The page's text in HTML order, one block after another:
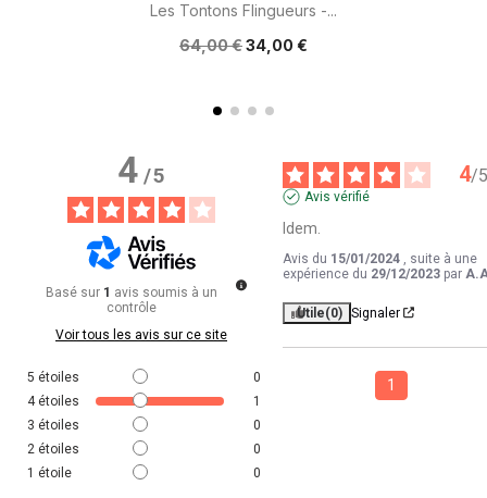
Les Tontons Flingueurs -...
64,00 €34,00 €
4/5
Basé sur 1 avis soumis à un
contrôle
Voir tous les avis sur ce site
5 étoiles
0
4 étoiles
1
3 étoiles
0
2 étoiles
0
1 étoile 0
4/5
Avis vérifié
Idem.
Avis du 15/01/2024
, suite à une
expérience du 29/12/2023 par
Utile(0) Signaler
1